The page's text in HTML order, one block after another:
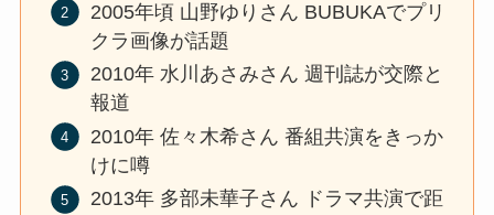
2005年頃 山野ゆりさん BUBUKAでプリ
クラ画像が話題
2010年 水川あさみさん 週刊誌が交際と
報道
2010年 佐々木希さん 番組共演をきっか
けに噂
2013年 多部未華子さん ドラマ共演で距